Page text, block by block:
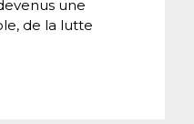
une
de la lutte